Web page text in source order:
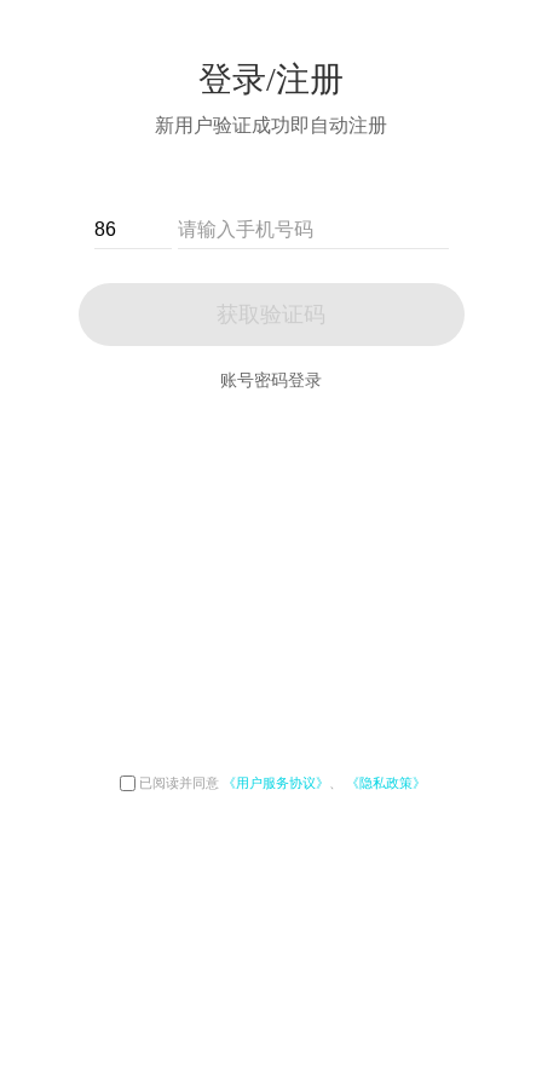
登录/注册
新用户验证成功即自动注册
获取验证码
账号密码登录
已阅读并同意 《用户服务协议》 《隐私政策》